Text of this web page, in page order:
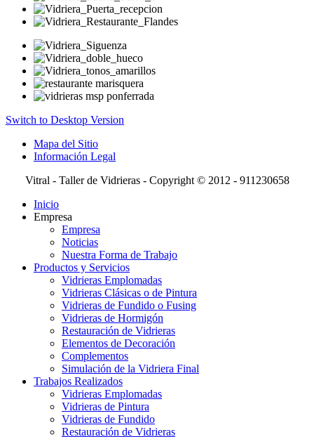
Switch to Desktop Version
Mapa del Sitio
Información Legal
Vitral - Taller de Vidrieras - Copyright © 2012 - 911230658
Inicio
Empresa
Empresa
Noticias
Nuestra Forma de Trabajo
Productos y Servicios
Vidrieras Emplomadas
Vidrieras Clásicas o de Pintura
Vidrieras de Fundido o Fusing
Vidrieras de Hormigón
Restauración de Vidrieras
Elementos de Decoración
Complementos
Simulación de la Vidriera Final
Trabajos Realizados
Vidrieras Emplomadas
Vidrieras de Pintura
Vidrieras de Fundido
Restauración de Vidrieras